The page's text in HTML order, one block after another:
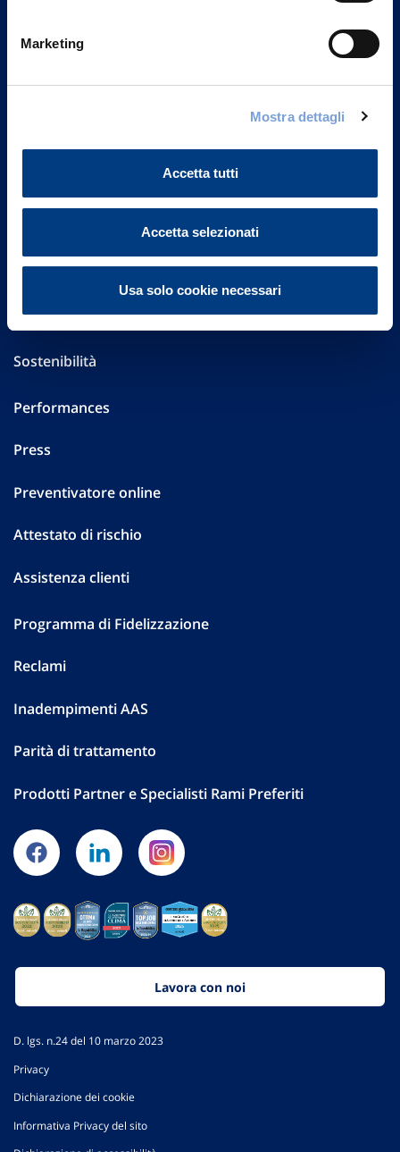
Marketing
Mostra dettagli
Accetta tutti
Accetta selezionati
Usa solo cookie necessari
Vittoria Assicurazioni S.p.A.
Part. IVA 01329510158
FAQ
Altre informazioni
Sostenibilità
Performances
Press
Preventivatore online
Attestato di rischio
Assistenza clienti
Programma di Fidelizzazione
Reclami
Inadempimenti AAS
Parità di trattamento
Prodotti Partner e Specialisti Rami Preferiti
Lavora con noi
D. lgs. n.24 del 10 marzo 2023
Privacy
Dichiarazione dei cookie
Informativa Privacy del sito